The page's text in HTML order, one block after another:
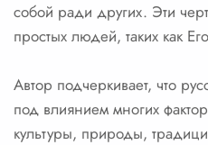
собой ради других. Эти
простых людей, таких как
Автор подчеркивает, что
под влиянием многих
культуры, природы,